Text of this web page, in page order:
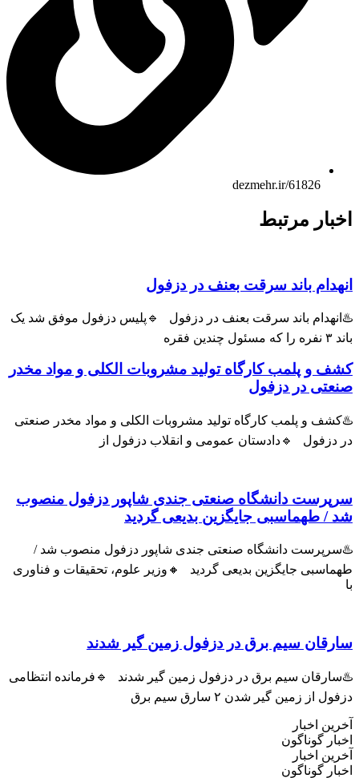
dezmehr.ir/61826
اخبار مرتبط
انهدام باند سرقت بعنف در دزفول
♨️انهدام باند سرقت بعنف در دزفول 🔹پلیس دزفول موفق شد یک
باند ۳ نفره را که مسئول چندین فقره
کشف و پلمب کارگاه تولید مشروبات الکلی و مواد مخدر
صنعتی در دزفول
♨️کشف و پلمب کارگاه تولید مشروبات الکلی و مواد مخدر صنعتی
در دزفول 🔹دادستان عمومی و انقلاب دزفول از
سرپرست دانشگاه صنعتی جندی شاپور دزفول منصوب
شد / طهماسبی جایگزین بدیعی گردید
♨️سرپرست دانشگاه صنعتی جندی شاپور دزفول منصوب شد /
طهماسبی جایگزین بدیعی گردید 🔸وزیر علوم، تحقیقات و فناوری
با
سارقان سیم برق در دزفول زمین گیر شدند
♨️سارقان سیم برق در دزفول زمین گیر شدند 🔹فرمانده انتظامی
دزفول از زمین گیر شدن ۲ سارق سیم برق
آخرین اخبار
اخبار گوناگون
آخرین اخبار
اخبار گوناگون